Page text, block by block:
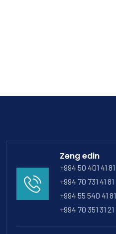
Zəng edin
+994 50 401 41 81
+994 70 731 41 81
+994 55 540 41 81
+994 70 351 31 21